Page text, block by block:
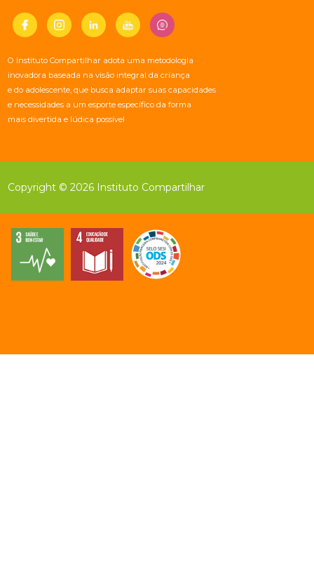
O Instituto Compartilhar adota uma metodologia
inovadora baseada na visão integral da criança
e do adolescente, que busca adaptar suas capacidades
e necessidades a um esporte específico da forma
mais divertida e lúdica possível
Copyright © 2026 Instituto Compartilhar